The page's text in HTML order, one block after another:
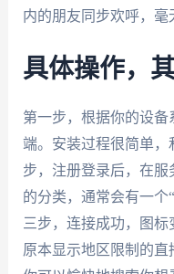
内的朋友同步欢呼，毫
具体操作，
第一步，根据你的设
端。安装过程很简单，
步，注册登录后，在服
的分类，通常会有一个
三步，连接成功，图
原本显示地区限制的直